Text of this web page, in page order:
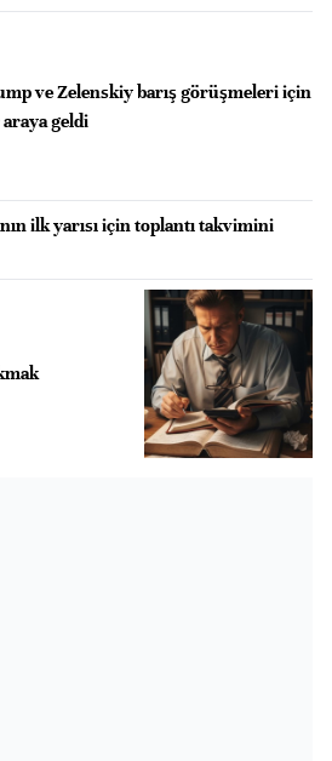
ve Zelenskiy barış görüşmeleri için
geldi
ilk yarısı için toplantı takvimini